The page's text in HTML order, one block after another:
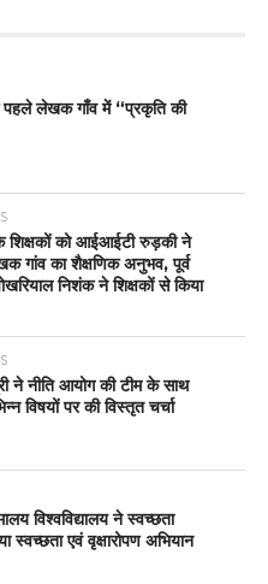
पहले लेखक गाँव में “प्रकृति की
शिक्षकों को आईआईटी रुड़की ने
गांव का शैक्षणिक अनुभव, पूर्व
निशंक ने शिक्षकों से किया
ने नीति आयोग की टीम के साथ
विषयों पर की विस्तृत चर्चा
विश्वविद्यालय ने स्वच्छता
एवं वृक्षारोपण अभियान